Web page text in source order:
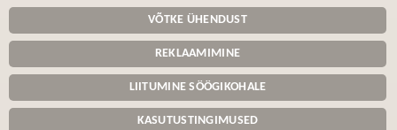
VÕTKE ÜHENDUST
REKLAAMIMINE
LIITUMINE SÖÖGIKOHALE
KASUTUSTINGIMUSED